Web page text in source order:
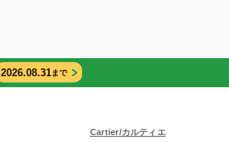
中古販売について
2026.08.31まで
Cartier/カルティエ